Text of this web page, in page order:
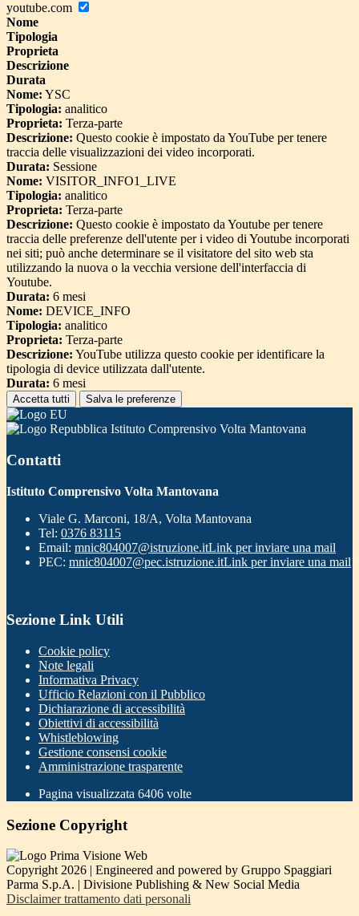
youtube.com
Nome
Tipologia
Proprieta
Descrizione
Durata
Nome: YSC
Tipologia: analitico
Proprieta: Terza-parte
Descrizione: Questo cookie è impostato da YouTube per tenere
traccia delle visualizzazioni dei video incorporati.
Durata: Sessione
Nome: VISITOR_INFO1_LIVE
Tipologia: analitico
Proprieta: Terza-parte
Descrizione: Questo cookie è impostato da Youtube per tenere
traccia delle preferenze dell'utente per i video di Youtube incorporati
nei siti; può anche determinare se il visitatore del sito web sta
utilizzando la nuova o la vecchia versione dell'interfaccia di
Youtube.
Durata: 6 mesi
Nome: DEVICE_INFO
Tipologia: analitico
Proprieta: Terza-parte
Descrizione: YouTube utilizza questo cookie per identificare la
tipologia di device utilizzata dall'utente.
Durata: 6 mesi
Accetta tutti Salva le preferenze
Istituto Comprensivo Volta Mantovana
Contatti
Istituto Comprensivo Volta Mantovana
Viale G. Marconi, 18/A, Volta Mantovana
Tel: 0376 83115
Email: mnic804007@istruzione.itLink per inviare una mail
PEC: mnic804007@pec.istruzione.itLink per inviare una mail
Sezione Link Utili
Cookie policy
Note legali
Informativa Privacy
Ufficio Relazioni con il Pubblico
Dichiarazione di accessibilità
Obiettivi di accessibilità
Whistleblowing
Gestione consensi cookie
Amministrazione trasparente
Pagina visualizzata 6406 volte
Sezione Copyright
Copyright 2026 | Engineered and powered by Gruppo Spaggiari
Parma S.p.A. | Divisione Publishing & New Social Media
Disclaimer trattamento dati personali